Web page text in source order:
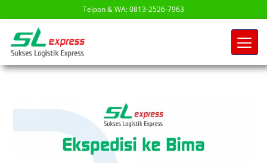
Telpon & WA: 0813-2526-7963